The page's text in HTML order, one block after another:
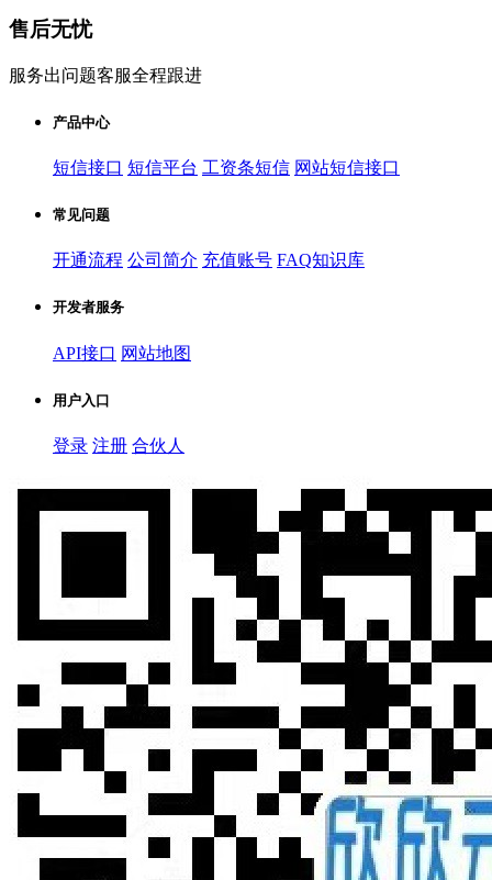
售后无忧
服务出问题客服全程跟进
产品中心
短信接口 短信平台 工资条短信 网站短信接口
常见问题
开通流程 公司简介 充值账号 FAQ知识库
开发者服务
API接口 网站地图
用户入口
登录 注册 合伙人